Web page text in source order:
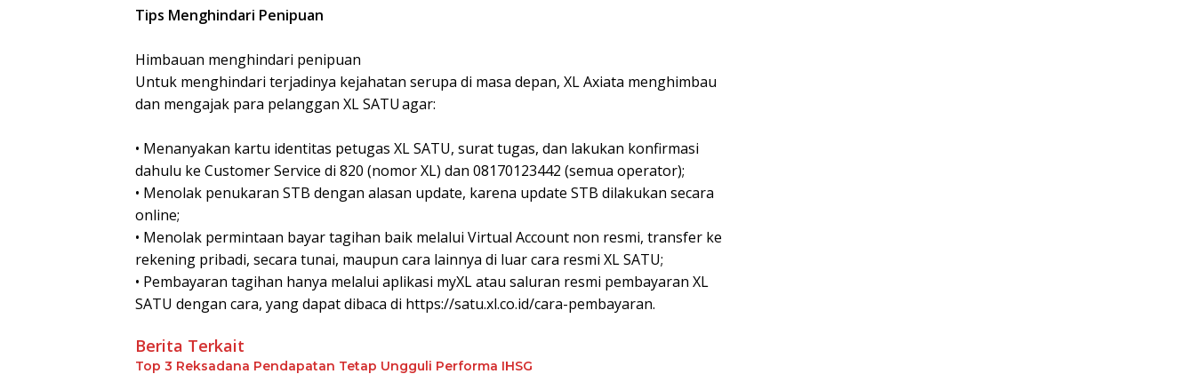
Tips Menghindari Penipuan
Himbauan menghindari penipuan
Untuk menghindari terjadinya kejahatan serupa di masa depan, XL Axiata menghimbau
dan mengajak para pelanggan XL SATU agar:
• Menanyakan kartu identitas petugas XL SATU, surat tugas, dan lakukan konfirmasi
dahulu ke Customer Service di 820 (nomor XL) dan 08170123442 (semua operator);
• Menolak penukaran STB dengan alasan update, karena update STB dilakukan secara
online;
• Menolak permintaan bayar tagihan baik melalui Virtual Account non resmi, transfer ke
rekening pribadi, secara tunai, maupun cara lainnya di luar cara resmi XL SATU;
• Pembayaran tagihan hanya melalui aplikasi myXL atau saluran resmi pembayaran XL
SATU dengan cara, yang dapat dibaca di https://satu.xl.co.id/cara-pembayaran.
Berita Terkait
Top 3 Reksadana Pendapatan Tetap Ungguli Performa IHSG